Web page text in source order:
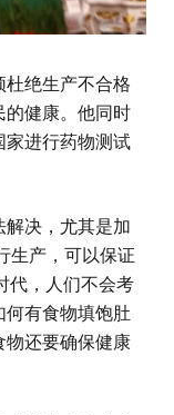
绝生产不合格
的健康。他同时
家进行药物测试
决，尤其是加
生产，可以保证
代，人们不会考
有食物填饱肚
物还要确保健康